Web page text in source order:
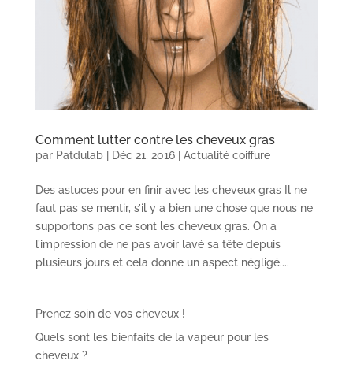
Comment lutter contre les cheveux gras
par Patdulab| Déc 21, 2016| Actualité coiffure
Des astuces pour en finir avec les cheveux gras Il ne
faut pas se mentir, s’il y a bien une chose que nous ne
supportons pas ce sont les cheveux gras. On a
l’impression de ne pas avoir lavé sa tête depuis
plusieurs jours et cela donne un aspect négligé....
Prenez soin de vos cheveux !
Quels sont les bienfaits de la vapeur pour les
cheveux ?